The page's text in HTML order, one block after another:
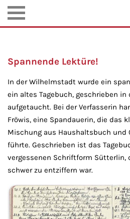
Spannende Lektüre!
In der Wilhelmstadt wurde ein
ein altes Tagebuch, geschrieben
aufgetaucht. Bei der Verfasserin
Fröwis, eine Spandauerin, die das
Mischung aus Haushaltsbuch und
führte. Geschrieben ist das
vergessenen Schriftform Sütterlin,
schwer zu entziffern war.